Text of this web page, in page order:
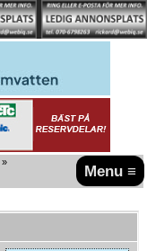
Menu ≡
»